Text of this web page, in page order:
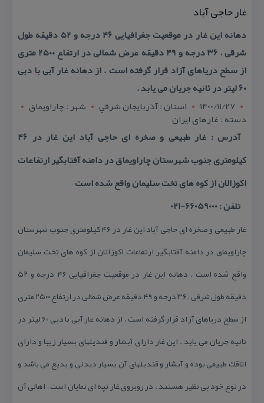
غار حاجی آباد
دهانه این غار در موقعیت جغرافیایی ۴۶ درجه و ۵۲ دقیقه طول
شرقی ، ۳۶ درجه و ۴۹ دقیقه عرض شمالی در ارتفاع ۲۵۰۰ متری
از سطح دریاهای آزاد قرار گرفته است . از دهانه غار آبی با دبی
۶۰ لیتر در ثانیه جریان می یابد .
1400/11/27
استان : آذربايجان شرقي شهر : چاراویماق
دسته : غارهای ایران
آدرس : غار طبیعی و صخره ای حاجی آباد این غار در ۴۶
كیلومتری جنوب شهرستان چاراویماق در دامنه آفتابگیر ارتفاعات
اكوزالان از كوه های تخت سلیمان واقع شده است
تلفن : 66059000-021
غار طبیعی و صخره ای حاجی آباد این غار در ۴۶ كیلومتری جنوب شهرستان
چاراویماق در دامنه آفتابگیر ارتفاعات اكوزالان از كوه های تخت سلیمان
واقع شده است . دهانه این غار در موقعیت جغرافیایی ۴۶ درجه و ۵۲
دقیقه طول شرقی ، ۳۶ درجه و ۴۹ دقیقه عرض شمالی در ارتفاع ۲۵۰۰ متری
از سطح دریاهای آزاد قرار گرفته است . از دهانه غار آبی با دبی ۶۰ لیتر در
ثانیه جریان می یابد . این غار دارای آبشار و قندیلهای بسیار زیبا و دارای
اتاقك طبیعی بوده و آبشار و قندیلهای آن بسیار دیدنی و بدیع می باشد و
در نوع خود بی نظیر هستند . در روبروی غار تپه ای نمایان است ، اهالی آن